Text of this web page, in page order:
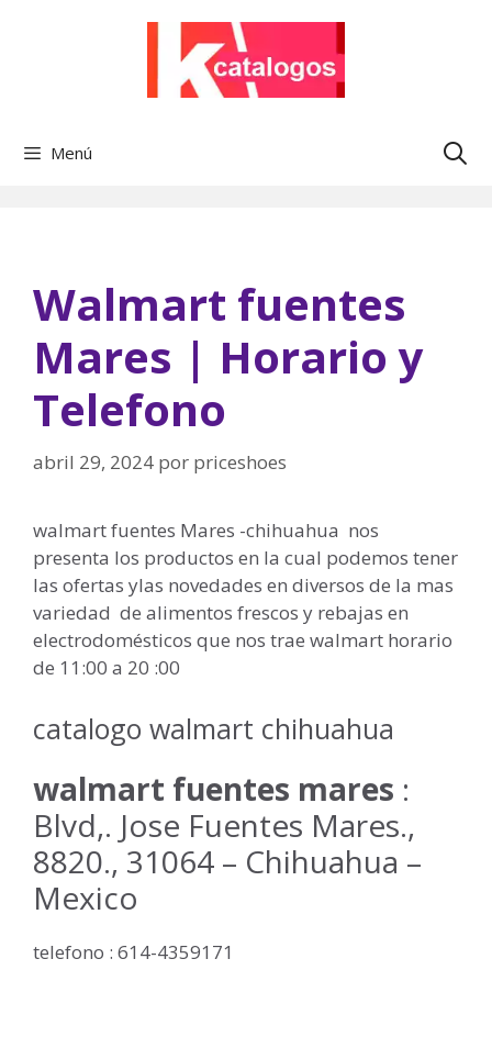
Menú
Walmart fuentes
Mares | Horario y
Telefono
abril 29, 2024 por priceshoes
walmart fuentes Mares -chihuahua nos
presenta los productos en la cual podemos tener
las ofertas ylas novedades en diversos de la mas
variedad de alimentos frescos y rebajas en
electrodomésticos que nos trae walmart horario
de 11:00 a 20 :00
catalogo walmart chihuahua
walmart fuentes mares :
Blvd,. Jose Fuentes Mares.,
8820., 31064 – Chihuahua –
Mexico
telefono : 614-4359171